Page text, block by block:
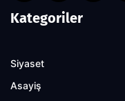
Kategoriler
Siyaset
Asayiş